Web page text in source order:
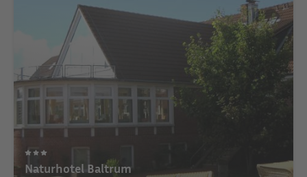
Naturhotel Baltrum